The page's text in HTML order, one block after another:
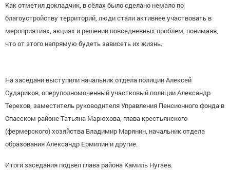
Как отметил докладчик, в сёлах было сделано немало по
благоустройству территорий, люди стали активнее участвовать в
мероприятиях, акциях и решении повседневных проблем, понимаяя,
что от этого напрямую будеть зависеть их жизнь.
На заседани выступили начальник отдела полиции Алексей
Судариков, оперуполномоченный участковый полиции Александр
Терехов, заместитель руководителя Управления Пенсионного фонда в
Спасском районе Татьяна Марюхова, глава крестьянского
(фермерского) хозяйства Владимир Марянин, начальник отдела
образования Александр Ермилин и другие.
Итоги заседания подвел глава района Камиль Нугаев.